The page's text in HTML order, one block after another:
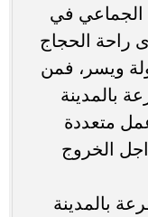
الجماعي في
راحة الحجاج
ويسر، فمن
بالمدينة
متعددة
الخروج
بالمدينة